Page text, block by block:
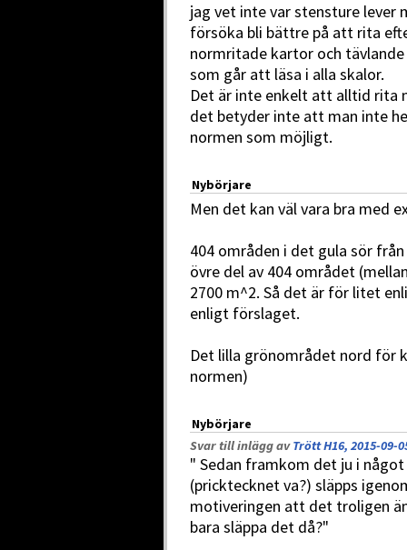
jag vet inte var stensture lever
försöka bli bättre på att rita
normritade kartor och
som går att läsa i alla skalor.
Det är inte enkelt att alltid rita
det betyder inte att man inte
normen som möjligt.
Nybörjare
Men det kan väl vara bra med
404 områden i det gula sör
övre del av 404 området
2700 m^2. Så det är för litet
enligt förslaget.
Det lilla grönområdet nord för
normen)
Nybörjare
Svar till inlägg avTrött H16, 2015-09-
" Sedan framkom det ju i
(pricktecknet va?) släpps
motiveringen att det troligen
bara släppa det då?"